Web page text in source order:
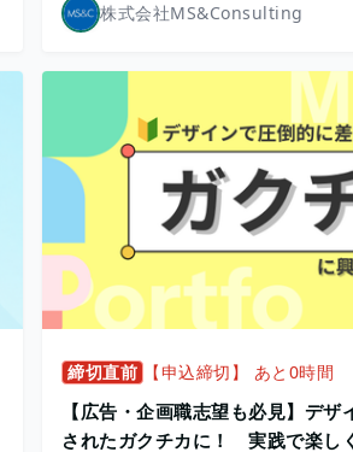
株式会社MS&Consulting
締切直前 【申込締切】 あと0時間
【広告・企画職志望も必見】デ
されたガクチカに！ 実践で楽し